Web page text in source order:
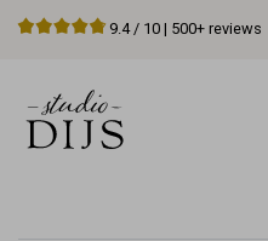
9.4/ 10 | 500+ reviews